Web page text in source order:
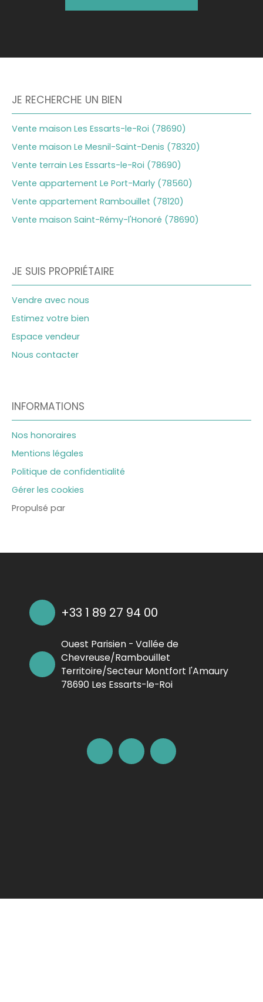
JE RECHERCHE UN BIEN
Vente maison Les Essarts-le-Roi (78690)
Vente maison Le Mesnil-Saint-Denis (78320)
Vente terrain Les Essarts-le-Roi (78690)
Vente appartement Le Port-Marly (78560)
Vente appartement Rambouillet (78120)
Vente maison Saint-Rémy-l'Honoré (78690)
JE SUIS PROPRIÉTAIRE
Vendre avec nous
Estimez votre bien
Espace vendeur
Nous contacter
INFORMATIONS
Nos honoraires
Mentions légales
Politique de confidentialité
Gérer les cookies
Propulsé par
+33 1 89 27 94 00
Ouest Parisien - Vallée de
Chevreuse/Rambouillet
Territoire/Secteur Montfort l'Amaury
78690 Les Essarts-le-Roi